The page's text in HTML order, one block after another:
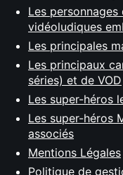
Les
vidéoludiques
Les principales
Les principaux
séries) et de VOD
Les super-héros
Les super-héros
associés
Mentions Légales
Politique de